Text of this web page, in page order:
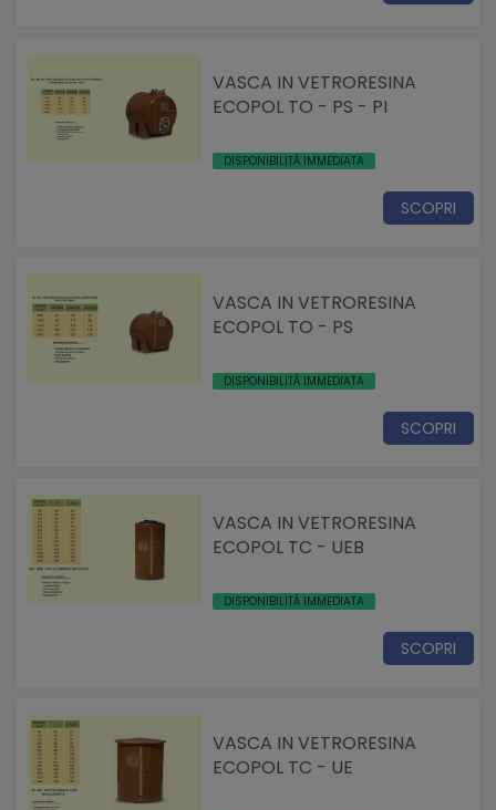
VASCA IN VETRORESINA
ECOPOL TO - PS - PI
DISPONIBILITÀ IMMEDIATA
SCOPRI
VASCA IN VETRORESINA
ECOPOL TO - PS
DISPONIBILITÀ IMMEDIATA
SCOPRI
VASCA IN VETRORESINA
ECOPOL TC - UEB
DISPONIBILITÀ IMMEDIATA
SCOPRI
VASCA IN VETRORESINA
ECOPOL TC - UE